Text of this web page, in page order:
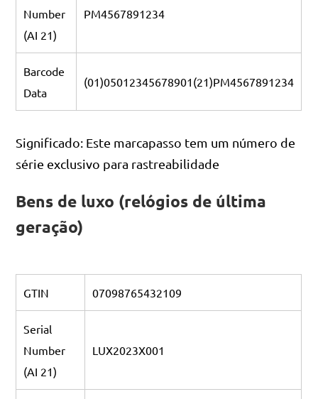
Number
(AI 21)
PM4567891234
Barcode
Data
(01)05012345678901(21)PM4567891234
Significado: Este marcapasso tem um número de
série exclusivo para rastreabilidade
Bens de luxo (relógios de última
geração)
GTIN 07098765432109
Serial
Number
(AI 21)
LUX2023X001